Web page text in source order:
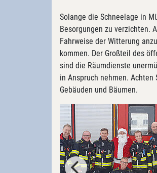
Solange die Schneelage in
Besorgungen zu verzichten.
Fahrweise der Witterung
kommen. Der Großteil des
sind die Räumdienste
in Anspruch nehmen.
Gebäuden und Bäumen.